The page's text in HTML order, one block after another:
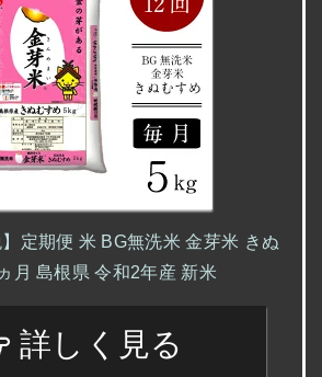
】定期便 米 BG無洗米 金芽米 きぬ
月 島根県 令和2年産 新米
詳しく見る